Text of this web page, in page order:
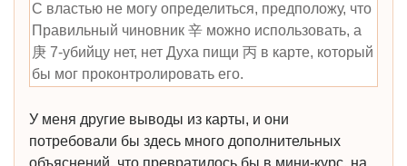
С властью не могу определиться, предположу, что
Правильный чиновник 辛 можно использовать, а
庚 7-убийцу нет, нет Духа пищи 丙 в карте, который
бы мог проконтролировать его.
У меня другие выводы из карты, и они
потребовали бы здесь много дополнительных